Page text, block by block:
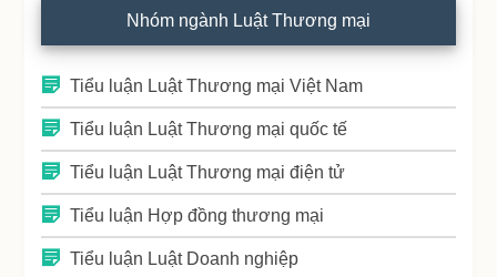
Nhóm ngành Luật Thương mại
Tiểu luận Luật Thương mại Việt Nam
Tiểu luận Luật Thương mại quốc tế
Tiểu luận Luật Thương mại điện tử
Tiểu luận Hợp đồng thương mại
Tiểu luận Luật Doanh nghiệp